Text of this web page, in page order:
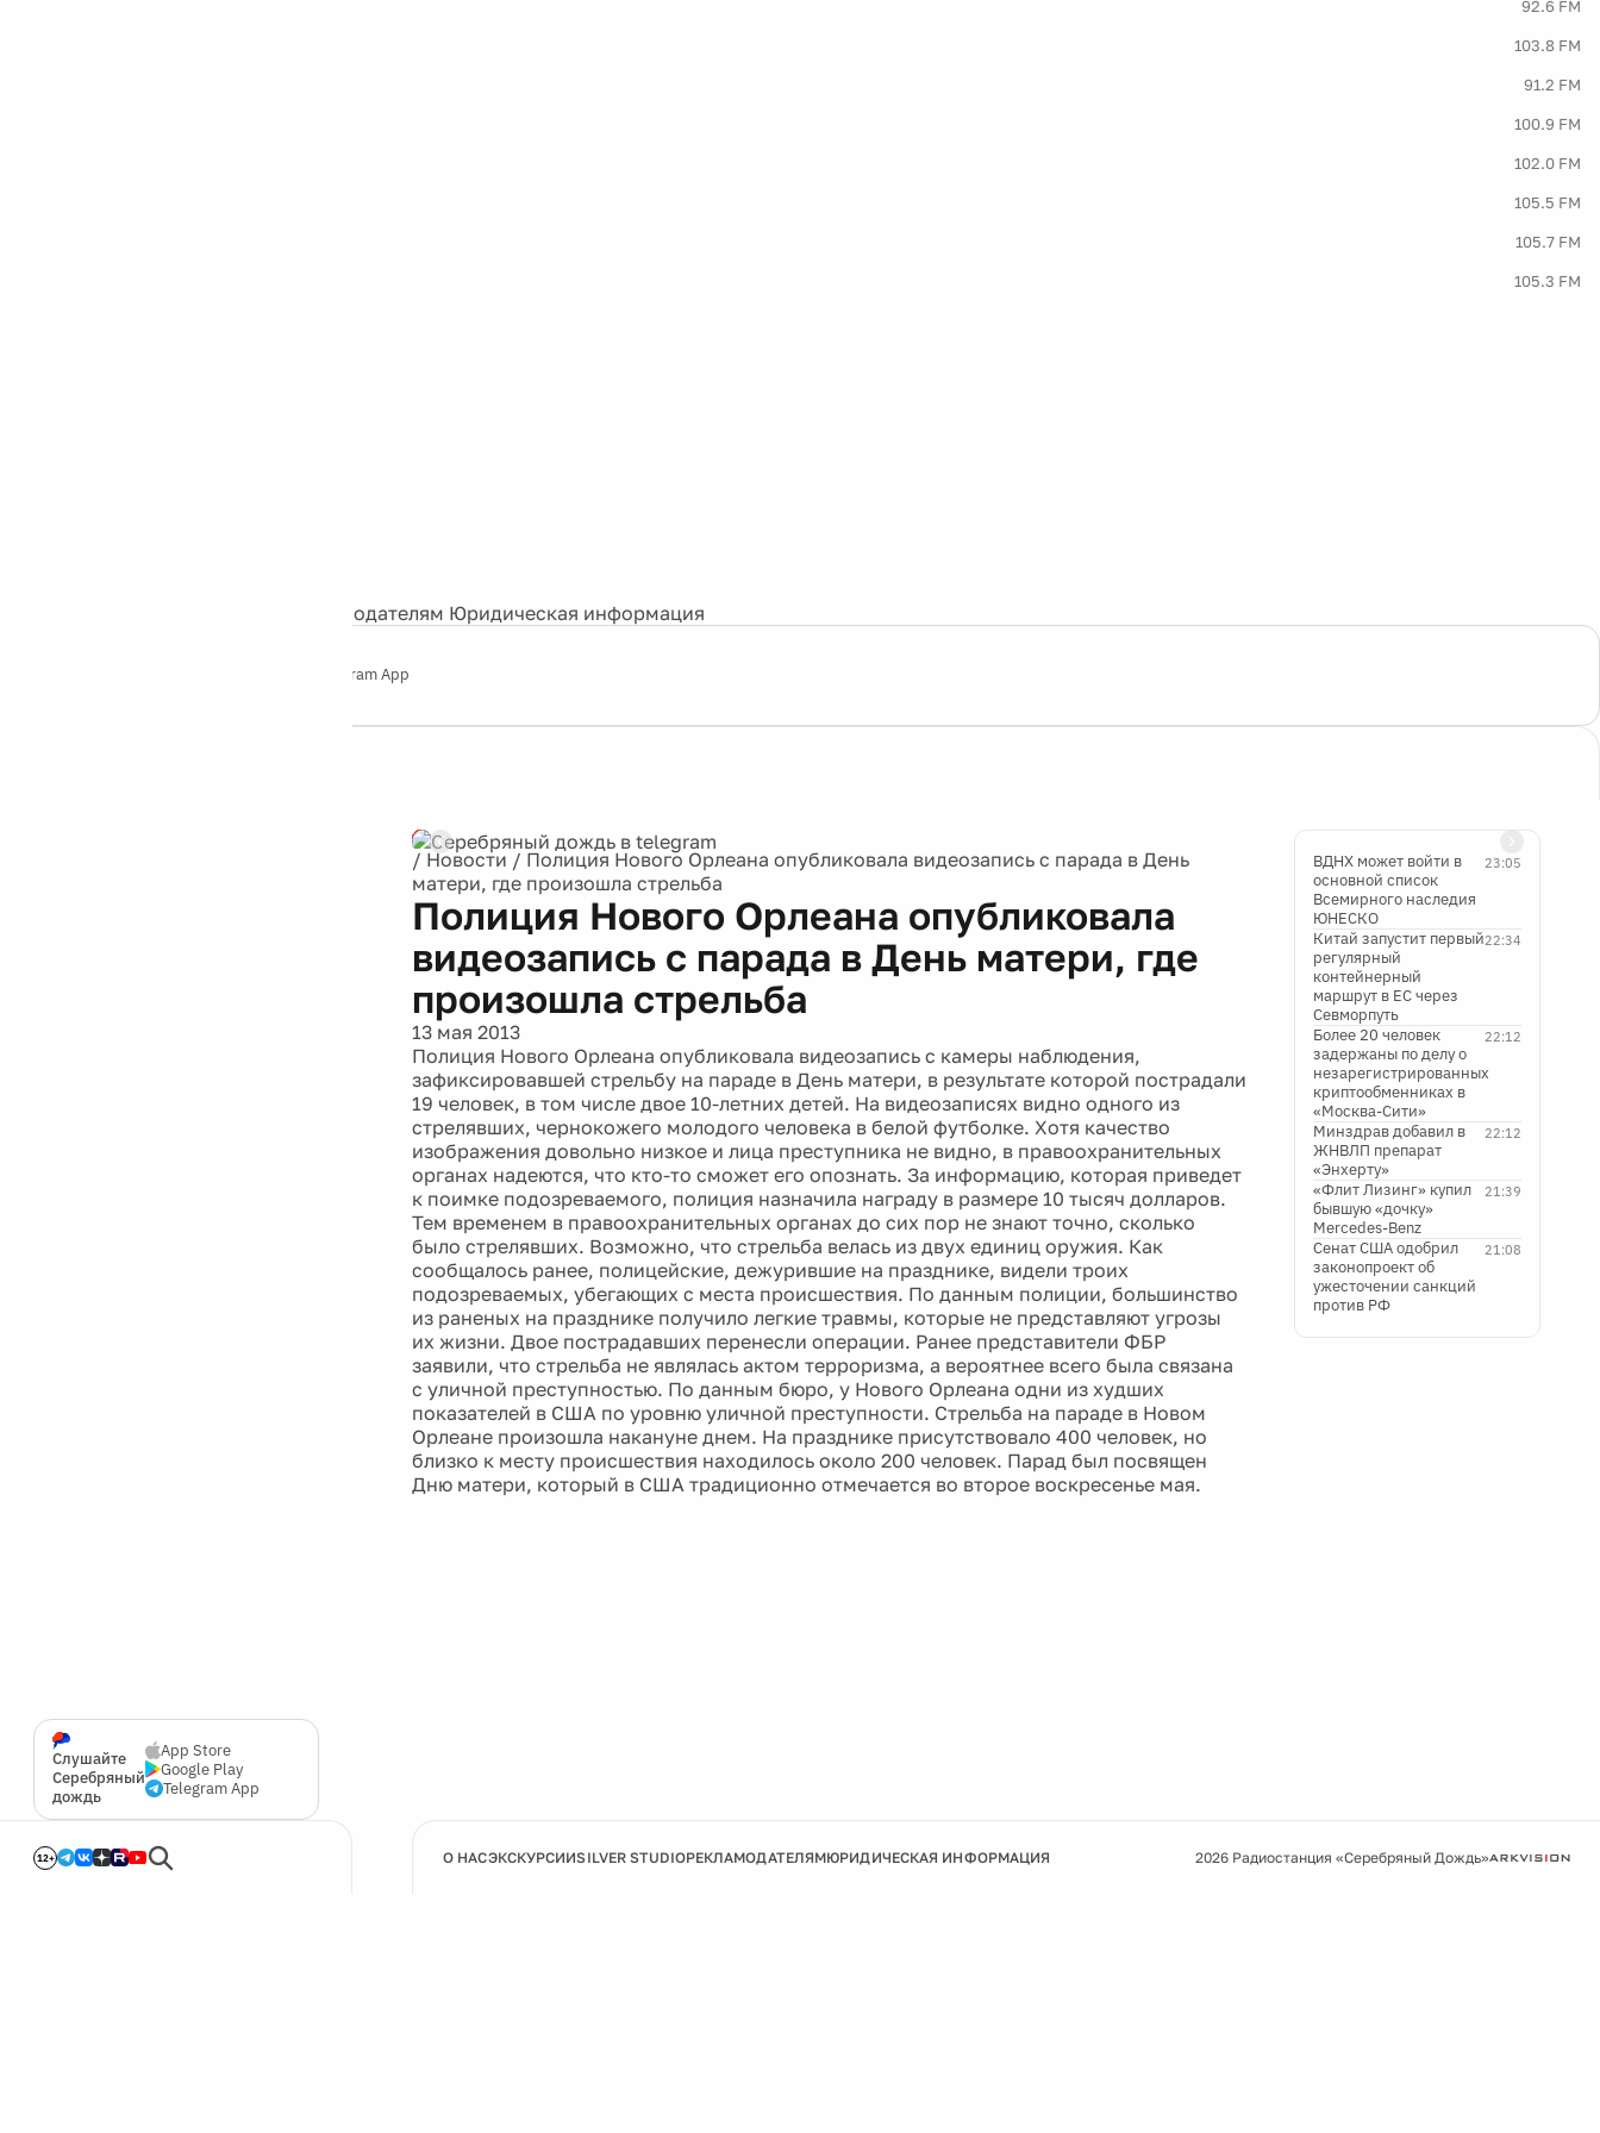
92.6 FM
103.8 FM
91.2 FM
100.9 FM
102.0 FM
105.5 FM
105.7 FM
105.3 FM
Рекламодателям Юридическая информация
Telegram App
Слушайте
Серебряный
дождь
App Store
Google Play
Telegram App
12+
/ Новости / Полиция Нового Орлеана опубликовала видеозапись с парада в День
матери, где произошла стрельба
Полиция Нового Орлеана опубликовала
видеозапись с парада в День матери, где
произошла стрельба
13 мая 2013
Полиция Нового Орлеана опубликовала видеозапись с камеры наблюдения,
зафиксировавшей стрельбу на параде в День матери, в результате которой пострадали
19 человек, в том числе двое 10-летних детей. На видеозаписях видно одного из
стрелявших, чернокожего молодого человека в белой футболке. Хотя качество
изображения довольно низкое и лица преступника не видно, в правоохранительных
органах надеются, что кто-то сможет его опознать. За информацию, которая приведет
к поимке подозреваемого, полиция назначила награду в размере 10 тысяч долларов.
Тем временем в правоохранительных органах до сих пор не знают точно, сколько
было стрелявших. Возможно, что стрельба велась из двух единиц оружия. Как
сообщалось ранее, полицейские, дежурившие на празднике, видели троих
подозреваемых, убегающих с места происшествия. По данным полиции, большинство
из раненых на празднике получило легкие травмы, которые не представляют угрозы
их жизни. Двое пострадавших перенесли операции. Ранее представители ФБР
заявили, что стрельба не являлась актом терроризма, а вероятнее всего была связана
с уличной преступностью. По данным бюро, у Нового Орлеана одни из худших
показателей в США по уровню уличной преступности. Стрельба на параде в Новом
Орлеане произошла накануне днем. На празднике присутствовало 400 человек, но
близко к месту происшествия находилось около 200 человек. Парад был посвящен
Дню матери, который в США традиционно отмечается во второе воскресенье мая.
23:05
ВДНХ может войти в
основной список
Всемирного наследия
ЮНЕСКО
22:34
Китай запустит первый
регулярный
контейнерный
маршрут в ЕС через
Севморпуть
22:12
Более 20 человек
задержаны по делу о
незарегистрированных
криптообменниках в
«Москва-Сити»
22:12
Минздрав добавил в
ЖНВЛП препарат
«Энхерту»
21:39
«Флит Лизинг» купил
бывшую «дочку»
Mercedes-Benz
21:08
Сенат США одобрил
законопроект об
ужесточении санкций
против РФ
О НАСЭКСКУРСИИSILVER STUDIOРЕКЛАМОДАТЕЛЯМЮРИДИЧЕСКАЯ ИНФОРМАЦИЯ 2026 Радиостанция «Серебряный Дождь»